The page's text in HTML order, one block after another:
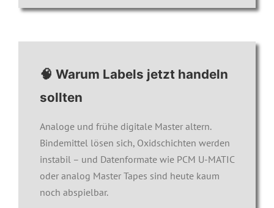
🧠 Warum Labels jetzt handeln
sollten
Analoge und frühe digitale Master altern.
Bindemittel lösen sich, Oxidschichten werden
instabil – und Datenformate wie PCM U-MATIC
oder analog Master Tapes sind heute kaum
noch abspielbar.